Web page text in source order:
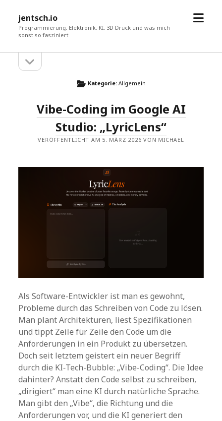
jentsch.io
Programmierung, Elektronik, KI, 3D Druck und was mich
sonst so fasziniert
Menü
Sidebaröffnen
Kategorie: Allgemein
Vibe-Coding im Google AI
Studio: „LyricLens“
VERÖFFENTLICHT AM 5. MÄRZ 2026 VON MICHAEL
Als Software-Entwickler ist man es gewohnt,
Probleme durch das Schreiben von Code zu lösen.
Man plant Architekturen, liest Spezifikationen
und tippt Zeile für Zeile den Code um die
Anforderungen in ein Produkt zu übersetzen.
Doch seit letztem geistert ein neuer Begriff
durch die KI-Tech-Bubble: „Vibe-Coding“. Die Idee
dahinter? Anstatt den Code selbst zu schreiben,
„dirigiert“ man eine KI durch natürliche Sprache.
Man gibt den „Vibe“, die Richtung und die
Anforderungen vor, und die KI generiert den